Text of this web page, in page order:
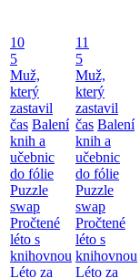
10
5
Muž,
který
zastavil
čas Balení
knih a
učebnic
do fólie
Puzzle
swap
Pročtené
léto s
knihovnou
Léto za
11
5
Muž,
který
zastavil
čas Balení
knih a
učebnic
do fólie
Puzzle
swap
Pročtené
léto s
knihovnou
Léto za